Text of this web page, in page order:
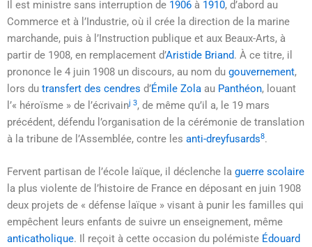
Il est ministre sans interruption de 1906 à 1910, d’abord au
Commerce et à l’Industrie, où il crée la direction de la marine
marchande, puis à l’Instruction publique et aux Beaux-Arts, à
partir de 1908, en remplacement d’Aristide Briand. À ce titre, il
prononce le 4 juin 1908 un discours, au nom du gouvernement,
lors du transfert des cendres d’Émile Zola au Panthéon, louant
l’« héroïsme » de l’écrivainj 3, de même qu’il a, le 19 mars
précédent, défendu l’organisation de la cérémonie de translation
à la tribune de l’Assemblée, contre les anti-dreyfusards8.
Fervent partisan de l’école laïque, il déclenche la guerre scolaire
la plus violente de l’histoire de France en déposant en juin 1908
deux projets de « défense laïque » visant à punir les familles qui
empêchent leurs enfants de suivre un enseignement, même
anticatholique. Il reçoit à cette occasion du polémiste Édouard